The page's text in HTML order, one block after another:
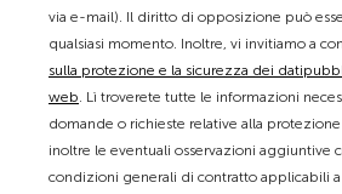
via e-mail). Il diritto di opposizione può
qualsiasi momento. Inoltre, vi invitiamo a
sulla protezione e la sicurezza dei
web. Lì troverete tutte le informazioni
domande o richieste relative alla
inoltre le eventuali osservazioni aggiuntive
condizioni generali di contratto applicabili